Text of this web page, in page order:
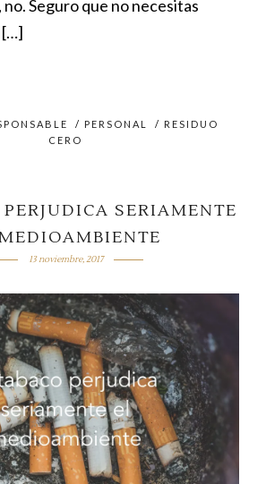
Seguro que no necesitas
[…]
/ PERSONAL / RESIDUO
CERO
SERIAMENTE
13 noviembre, 2017